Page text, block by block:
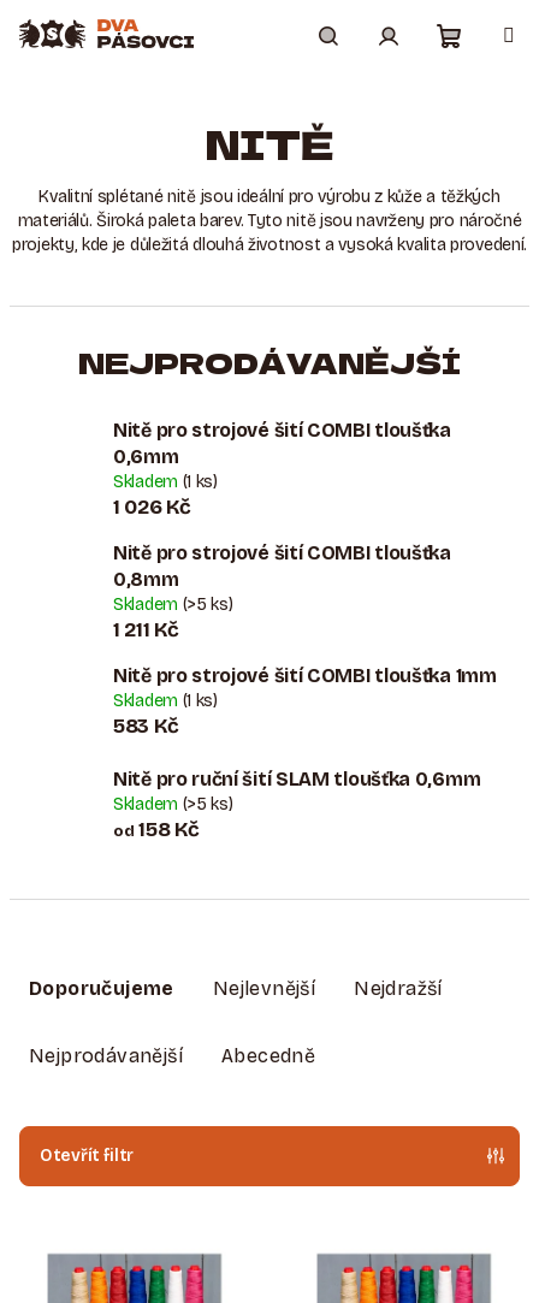
NITĚ
Kvalitní splétané nitě jsou ideální pro výrobu z kůže a těžkých
materiálů. Široká paleta barev. Tyto nitě jsou navrženy pro náročné
projekty, kde je důležitá dlouhá životnost a vysoká kvalita provedení.
NEJPRODÁVANĚJŠÍ
Nitě pro strojové šití COMBI tloušťka
0,6mm
Skladem (1 ks)
1 026 Kč
Nitě pro strojové šití COMBI tloušťka
0,8mm
Skladem (>5 ks)
1 211 Kč
Nitě pro strojové šití COMBI tloušťka 1mm
Skladem (1 ks)
583 Kč
Nitě pro ruční šití SLAM tloušťka 0,6mm
Skladem (>5 ks)
od 158 Kč
A
E
Í
R
Doporučujeme Nejlevnější Nejdražší
Nejprodávanější Abecedně
Otevřít filtr